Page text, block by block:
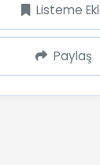
Listeme
Paylaş